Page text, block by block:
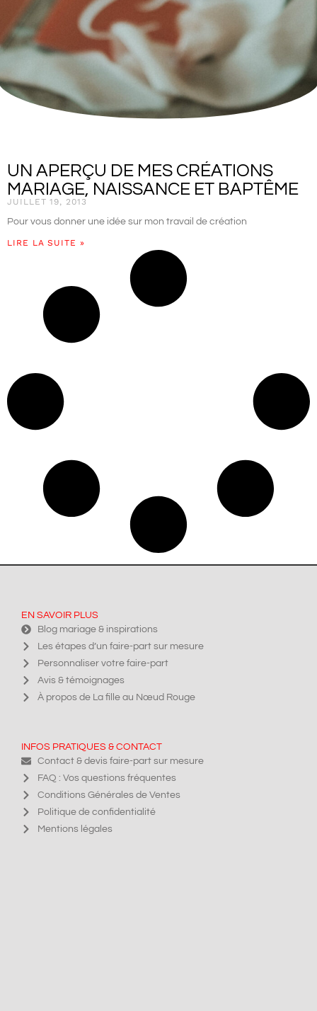
UN APERÇU DE MES CRÉATIONS
MARIAGE, NAISSANCE ET BAPTÊME
JUILLET 19, 2013
Pour vous donner une idée sur mon travail de création
LIRE LA SUITE »
EN SAVOIR PLUS
Blog mariage & inspirations
Les étapes d’un faire-part sur mesure
Personnaliser votre faire-part
Avis & témoignages
À propos de La fille au Nœud Rouge
INFOS PRATIQUES & CONTACT
Contact & devis faire-part sur mesure
FAQ : Vos questions fréquentes
Conditions Générales de Ventes
Politique de confidentialité
Mentions légales